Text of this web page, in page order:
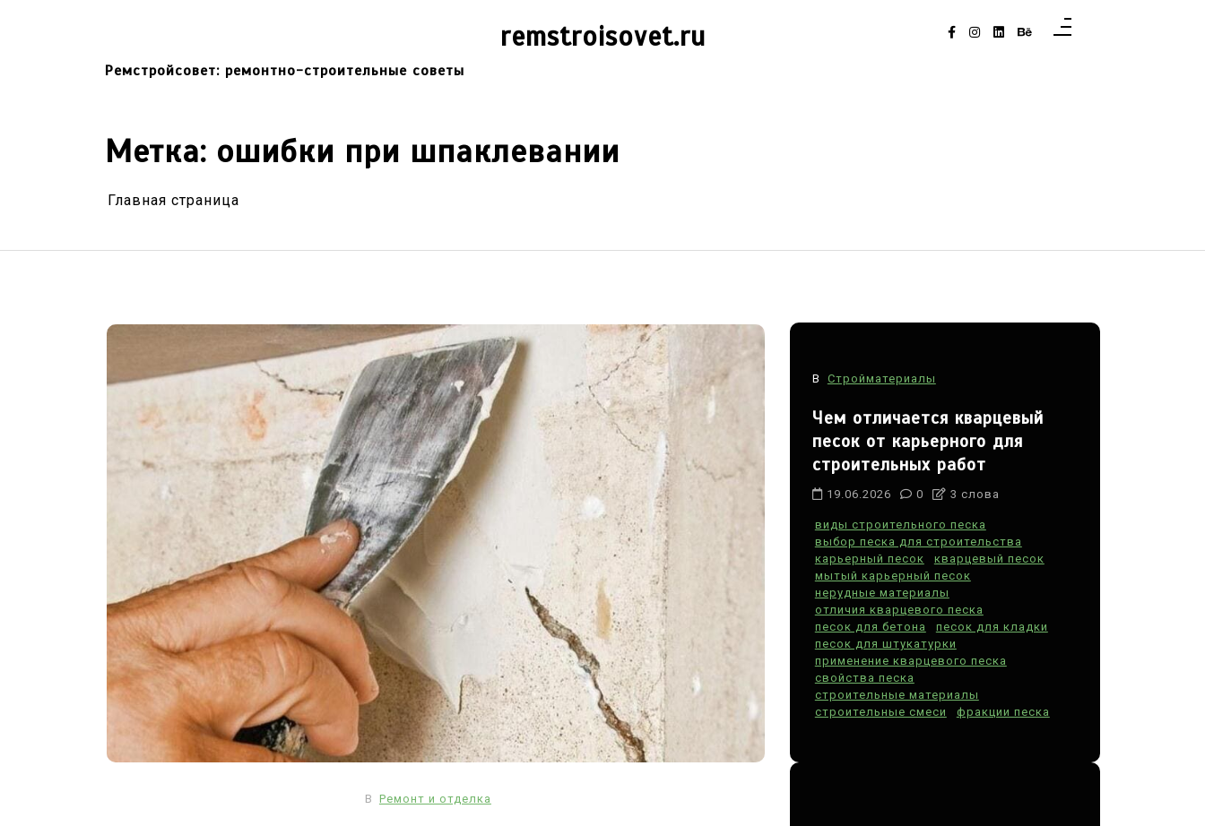
remstroisovet.ru
Ремстройсовет: ремонтно-строительные советы
Метка: ошибки при шпаклевании
Главная страница
В Ремонт и отделка
В Стройматериалы
Чем отличается кварцевый
песок от карьерного для
строительных работ
19.06.2026 0 3 слова
виды строительного песка
выбор песка для строительства
карьерный песок
кварцевый песок
мытый карьерный песок
нерудные материалы
отличия кварцевого песка
песок для бетона
песок для кладки
песок для штукатурки
применение кварцевого песка
свойства песка
строительные материалы
строительные смеси
фракции песка